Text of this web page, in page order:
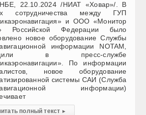
22.10.2024 /НИАТ «Ховар»/. В
сотрудничества между ГУП
и ООО «Монитор
Российской Федерации было
новое оборудование Службы
информации NOTAM,
в пресс-службе
По информации
новое оборудование
системы САИ (Служба
информации)
полный текст ▸